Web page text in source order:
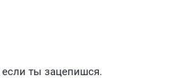
ты зацепишся.